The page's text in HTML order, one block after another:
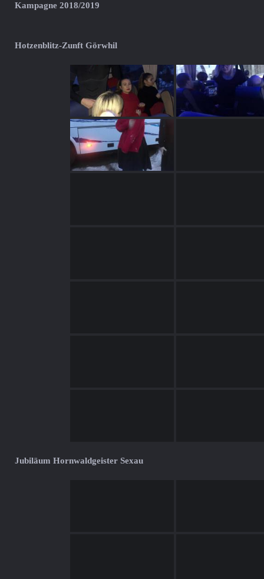
Kampagne 2018/2019
Hotzenblitz-Zunft Görwhil
Jubiläum Hornwaldgeister Sexau